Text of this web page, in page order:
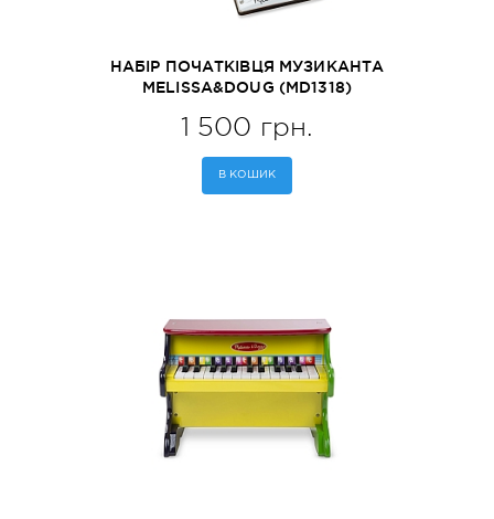
НАБІР ПОЧАТКІВЦЯ МУЗИКАНТА
MELISSA&DOUG (MD1318)
1 500 грн.
В КОШИК